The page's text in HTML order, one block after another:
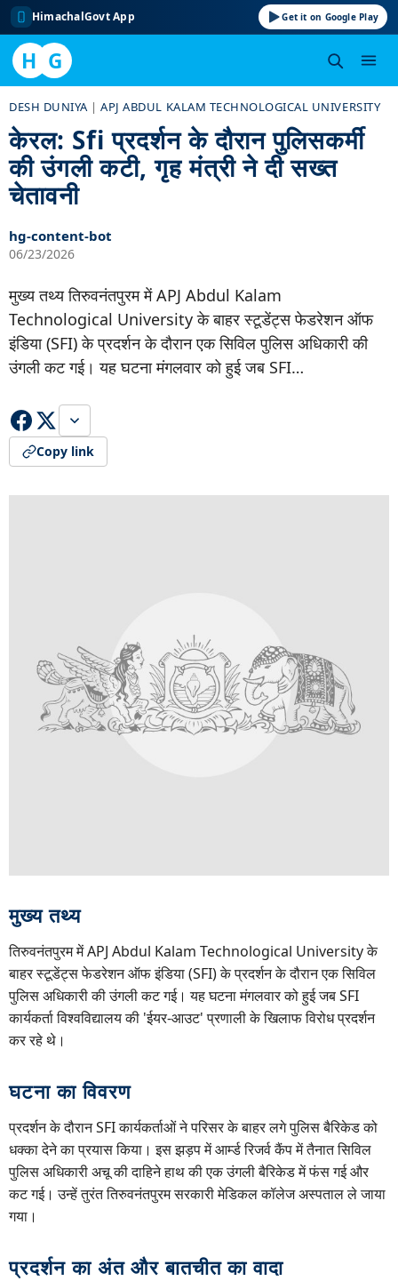
HimachalGovt App Get it on Google Play
H G
content
DESH DUNIYA |APJ ABDUL KALAM TECHNOLOGICAL UNIVERSITY
केरल: Sfi प्रदर्शन के दौरान पुलिसकर्मी
की उंगली कटी, गृह मंत्री ने दी सख्त
चेतावनी
hg-content-bot
06/23/2026
मुख्य तथ्य तिरुवनंतपुरम में APJ Abdul Kalam
Technological University के बाहर स्टूडेंट्स फेडरेशन ऑफ
इंडिया (SFI) के प्रदर्शन के दौरान एक सिविल पुलिस अधिकारी की
उंगली कट गई। यह घटना मंगलवार को हुई जब SFI…
Copy link
मुख्य तथ्य
तिरुवनंतपुरम में APJ Abdul Kalam Technological University के
बाहर स्टूडेंट्स फेडरेशन ऑफ इंडिया (SFI) के प्रदर्शन के दौरान एक सिविल
पुलिस अधिकारी की उंगली कट गई। यह घटना मंगलवार को हुई जब SFI
कार्यकर्ता विश्वविद्यालय की 'ईयर-आउट' प्रणाली के खिलाफ विरोध प्रदर्शन
कर रहे थे।
घटना का विवरण
प्रदर्शन के दौरान SFI कार्यकर्ताओं ने परिसर के बाहर लगे पुलिस बैरिकेड को
धक्का देने का प्रयास किया। इस झड़प में आर्म्ड रिजर्व कैंप में तैनात सिविल
पुलिस अधिकारी अचू की दाहिने हाथ की एक उंगली बैरिकेड में फंस गई और
कट गई। उन्हें तुरंत तिरुवनंतपुरम सरकारी मेडिकल कॉलेज अस्पताल ले जाया
गया।
प्रदर्शन का अंत और बातचीत का वादा